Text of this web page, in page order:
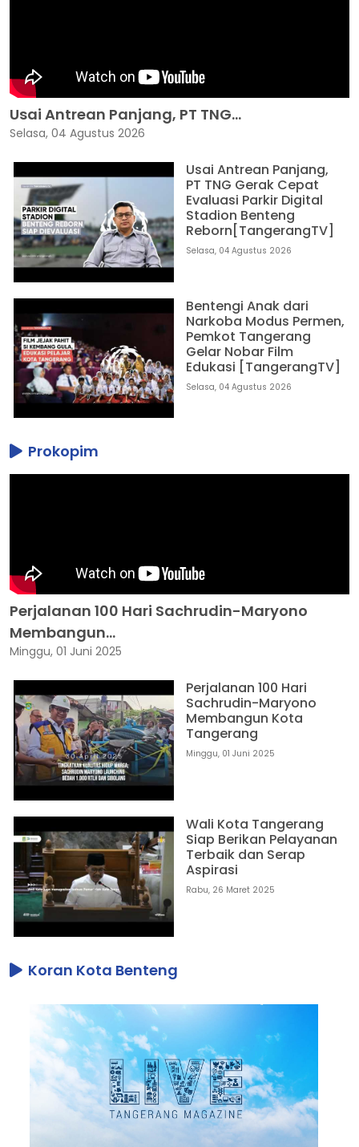
Usai Antrean Panjang, PT TNG...
Selasa, 04 Agustus 2026
Usai Antrean Panjang,
PT TNG Gerak Cepat
Evaluasi Parkir Digital
Stadion Benteng
Reborn[TangerangTV]
Selasa, 04 Agustus 2026
Bentengi Anak dari
Narkoba Modus Permen,
Pemkot Tangerang
Gelar Nobar Film
Edukasi [TangerangTV]
Selasa, 04 Agustus 2026
Prokopim
Perjalanan 100 Hari Sachrudin-Maryono
Membangun...
Minggu, 01 Juni 2025
Perjalanan 100 Hari
Sachrudin-Maryono
Membangun Kota
Tangerang
Minggu, 01 Juni 2025
Wali Kota Tangerang
Siap Berikan Pelayanan
Terbaik dan Serap
Aspirasi
Rabu, 26 Maret 2025
Koran Kota Benteng